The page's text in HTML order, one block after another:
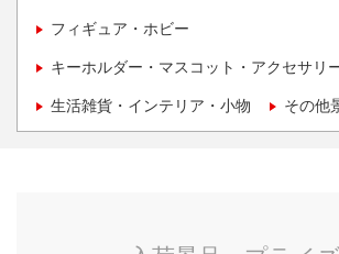
フィギュア・ホビー
キーホルダー・マスコット・アクセサリ
生活雑貨・インテリア・小物 その他